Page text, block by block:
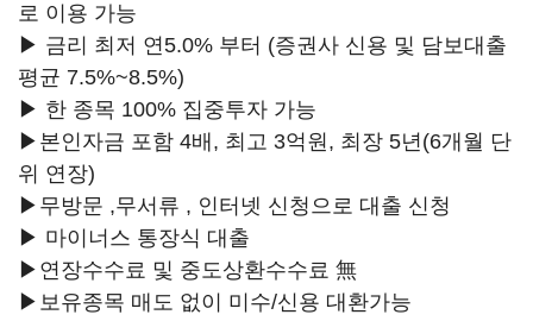
로 이용 가능
▶ 금리 최저 연5.0% 부터 (증권사 신용 및 담보대출
평균 7.5%~8.5%)
▶ 한 종목 100% 집중투자 가능
▶본인자금 포함 4배, 최고 3억원, 최장 5년(6개월 단
위 연장)
▶무방문 ,무서류 , 인터넷 신청으로 대출 신청
▶ 마이너스 통장식 대출
▶연장수수료 및 중도상환수수료 無
▶보유종목 매도 없이 미수/신용 대환가능